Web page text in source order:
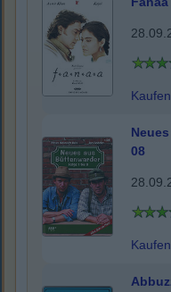
Kaufen
08
Kaufen